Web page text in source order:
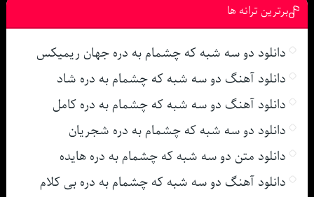
برترین ترانه ها
دانلود دو سه شبه که چشمام به دره جهان ریمیکس
دانلود آهنگ دو سه شبه که چشمام به دره شاد
دانلود آهنگ دو سه شبه که چشمام به دره کامل
دانلود دو سه شبه که چشمام به دره شجریان
دانلود متن دو سه شبه که چشمام به دره هایده
دانلود آهنگ دو سه شبه که چشمام به دره بی کلام